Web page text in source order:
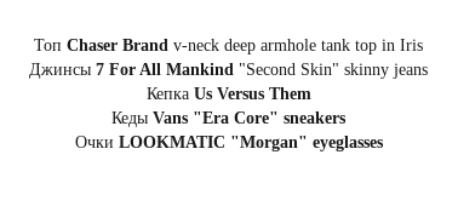
Топ Chaser Brand v-neck deep armhole tank top in Iris
Джинсы 7 For All Mankind "Second Skin" skinny jeans
Кепка Us Versus Them
Кеды Vans "Era Core" sneakers
Очки LOOKMATIC "Morgan" eyeglasses